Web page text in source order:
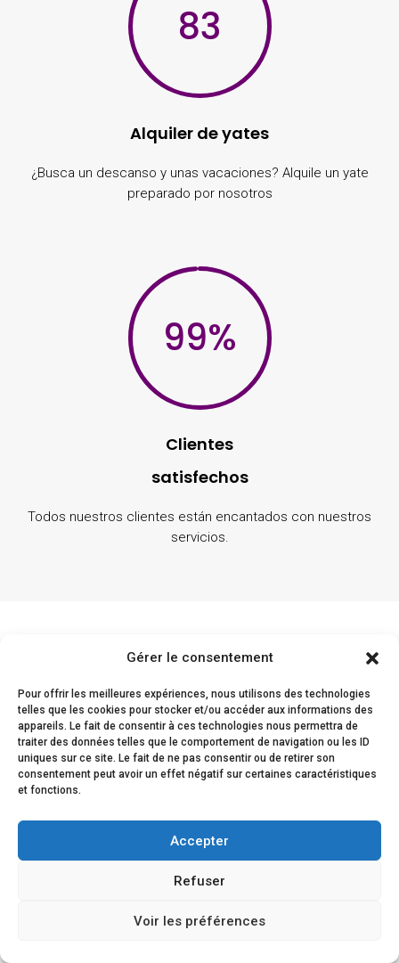
Gérer le consentement
Pour offrir les meilleures expériences, nous utilisons des technologies
telles que les cookies pour stocker et/ou accéder aux informations des
appareils. Le fait de consentir à ces technologies nous permettra de
traiter des données telles que le comportement de navigation ou les ID
uniques sur ce site. Le fait de ne pas consentir ou de retirer son
consentement peut avoir un effet négatif sur certaines caractéristiques
et fonctions.
Accepter
Refuser
Voir les préférences
83
Alquiler de yates
¿Busca un descanso y unas vacaciones? Alquile un yate
preparado por nosotros
99%
Clientes
satisfechos
Todos nuestros clientes están encantados con nuestros
servicios.
Comentarios de los
clientes
La satisfacción de nuestros clientes queda
demostrada por su fidelidad y su renovada
confianza en nosotros.